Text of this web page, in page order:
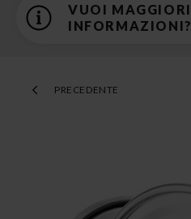
VUOI MAGGIORI
INFORMAZIONI?
PRECEDENTE